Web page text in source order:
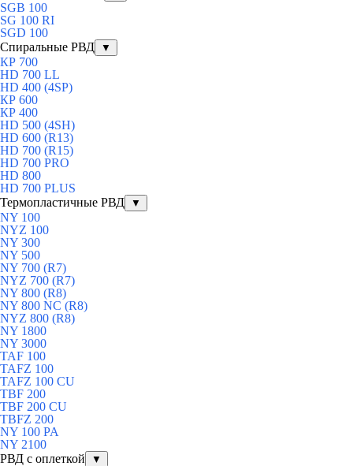
SGB 100
SG 100 RI
SGD 100
Спиральные РВД
▼
КР 700
HD 700 LL
HD 400 (4SP)
КР 600
КР 400
HD 500 (4SН)
HD 600 (R13)
HD 700 (R15)
HD 700 PRO
HD 800
HD 700 PLUS
Термопластичные РВД
▼
NY 100
NYZ 100
NY 300
NY 500
NY 700 (R7)
NYZ 700 (R7)
NY 800 (R8)
NY 800 NC (R8)
NYZ 800 (R8)
NY 1800
NY 3000
TAF 100
TAFZ 100
TAFZ 100 CU
TBF 200
TBF 200 CU
TBFZ 200
NY 100 PA
NY 2100
РВД с оплеткой
▼